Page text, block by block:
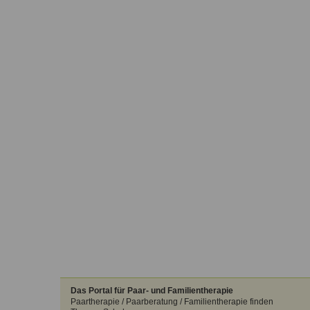
Das Portal für Paar- und Familientherapie
Paartherapie / Paarberatung / Familientherapie finden